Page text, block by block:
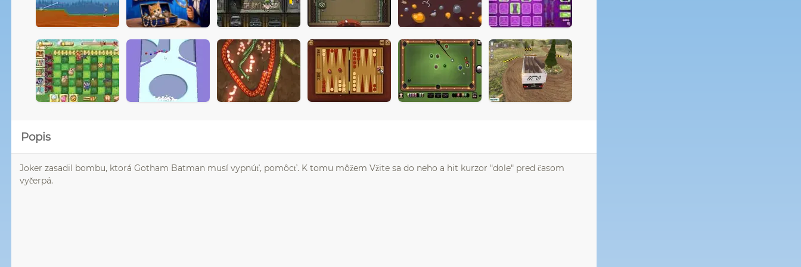
Popis
Joker zasadil bombu, ktorá Gotham Batman musí vypnúť, pomôcť. K tomu môžem Vžite sa do neho a hit kurzor "dole" pred časom
vyčerpá.